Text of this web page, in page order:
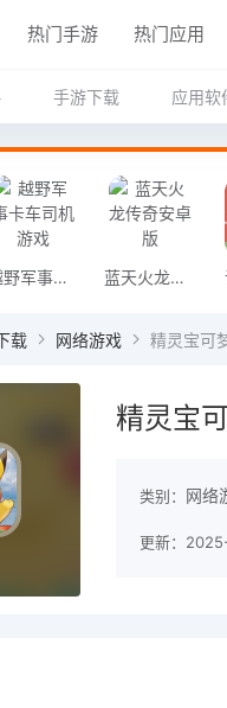
热门手游 热门应用
手游下载 应用软
越野军事卡车司机游戏 蓝天火龙传奇安卓版
载 网络游戏 精灵宝可
精灵宝
类别： 网络
更新：